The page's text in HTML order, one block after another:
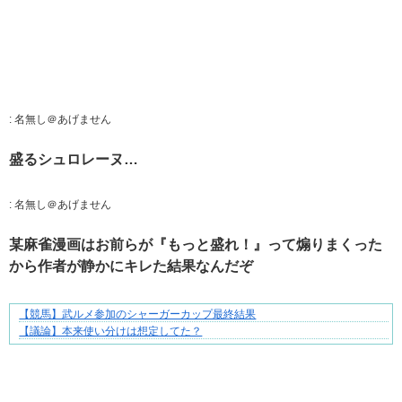
: 名無し＠あげません
盛るシュロレーヌ…
: 名無し＠あげません
某麻雀漫画はお前らが『もっと盛れ！』って煽りまくった
から作者が静かにキレた結果なんだぞ
共感必至の“日常修羅場”短編集！
【競馬】武ルメ参加のシャーガーカップ最終結果
【議論】本来使い分けは想定してた？